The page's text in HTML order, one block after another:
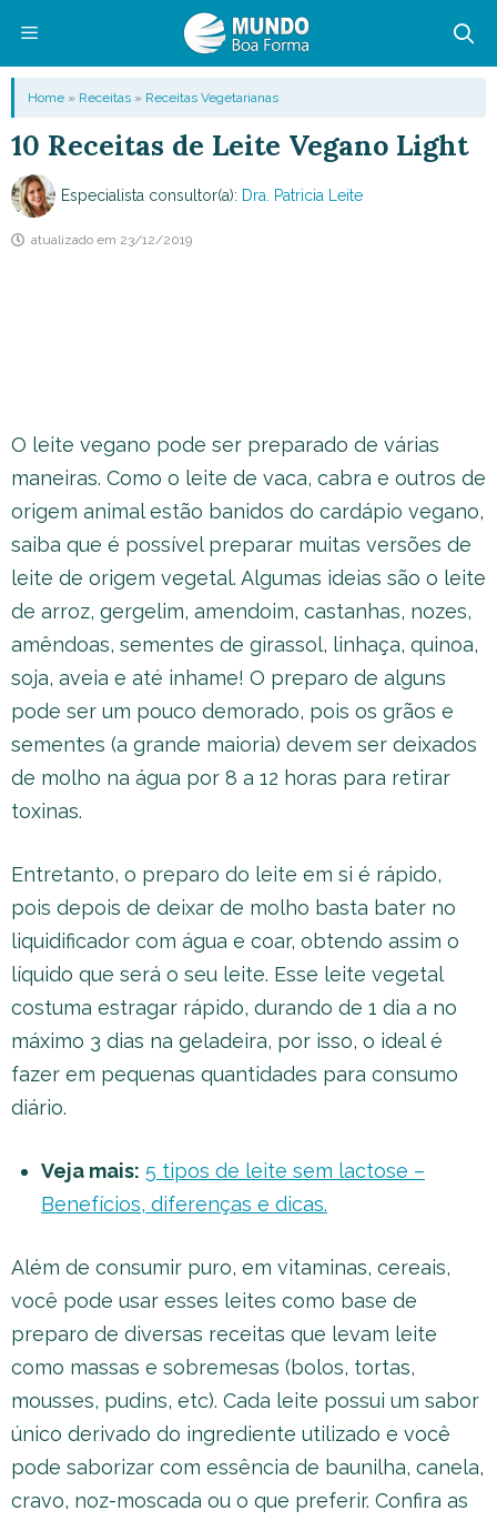
conteúdo
Menu
Home » Receitas » Receitas Vegetarianas
10 Receitas de Leite Vegano Light
Especialista consultor(a): Dra. Patricia Leite
atualizado em 23/12/2019
O leite vegano pode ser preparado de várias
maneiras. Como o leite de vaca, cabra e outros de
origem animal estão banidos do cardápio vegano,
saiba que é possível preparar muitas versões de
leite de origem vegetal. Algumas ideias são o leite
de arroz, gergelim, amendoim, castanhas, nozes,
amêndoas, sementes de girassol, linhaça, quinoa,
soja, aveia e até inhame! O preparo de alguns
pode ser um pouco demorado, pois os grãos e
sementes (a grande maioria) devem ser deixados
de molho na água por 8 a 12 horas para retirar
toxinas.
Entretanto, o preparo do leite em si é rápido,
pois depois de deixar de molho basta bater no
liquidificador com água e coar, obtendo assim o
líquido que será o seu leite. Esse leite vegetal
costuma estragar rápido, durando de 1 dia a no
máximo 3 dias na geladeira, por isso, o ideal é
fazer em pequenas quantidades para consumo
diário.
Veja mais: 5 tipos de leite sem lactose –
Benefícios, diferenças e dicas.
Além de consumir puro, em vitaminas, cereais,
você pode usar esses leites como base de
preparo de diversas receitas que levam leite
como massas e sobremesas (bolos, tortas,
mousses, pudins, etc). Cada leite possui um sabor
único derivado do ingrediente utilizado e você
pode saborizar com essência de baunilha, canela,
cravo, noz-moscada ou o que preferir. Confira as